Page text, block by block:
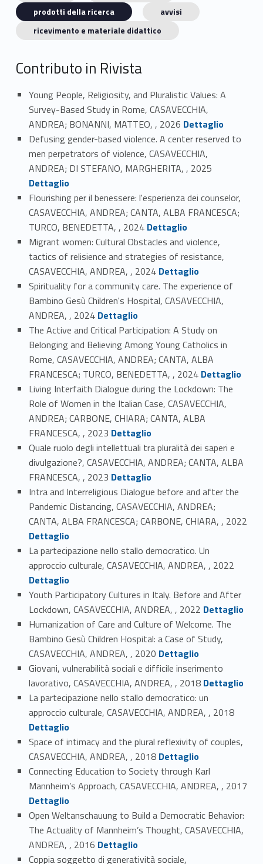
prodotti della ricerca
avvisi
ricevimento e materiale didattico
Contributo in Rivista
Young People, Religiosity, and Pluralistic Values: A
Survey-Based Study in Rome, CASAVECCHIA,
ANDREA; BONANNI, MATTEO, , 2026 Link identifier #identifier_person_93353-1Dettaglio
Defusing gender-based violence. A center reserved to
men perpetrators of violence, CASAVECCHIA,
ANDREA; DI STEFANO, MARGHERITA, , 2025
Dettaglio
Flourishing per il benessere: l'esperienza dei counselor,
CASAVECCHIA, ANDREA; CANTA, ALBA FRANCESCA;
TURCO, BENEDETTA, , 2024 Link identifier #identifier_person_190967-3Dettaglio
Migrant women: Cultural Obstacles and violence,
tactics of relisience and strategies of resistance,
CASAVECCHIA, ANDREA, , 2024 Link identifier #identifier_person_34757-4Dettaglio
Spirituality for a community care. The experience of
Bambino Gesù Children's Hospital, CASAVECCHIA,
ANDREA, , 2024 Link identifier #identifier_person_112806-5Dettaglio
The Active and Critical Participation: A Study on
Belonging and Believing Among Young Catholics in
Rome, CASAVECCHIA, ANDREA; CANTA, ALBA
FRANCESCA; TURCO, BENEDETTA, , 2024 Link identifier #identifier_person_171845-6Dettaglio
Living Interfaith Dialogue during the Lockdown: The
Role of Women in the Italian Case, CASAVECCHIA,
ANDREA; CARBONE, CHIARA; CANTA, ALBA
FRANCESCA, , 2023Link identifier #identifier_person_124531-7Dettaglio
Quale ruolo degli intellettuali tra pluralità dei saperi e
divulgazione?, CASAVECCHIA, ANDREA; CANTA, ALBA
FRANCESCA, , 2023 Link identifier #identifier_person_93841-8Dettaglio
Intra and Interreligious Dialogue before and after the
Pandemic Distancing, CASAVECCHIA, ANDREA;
CANTA, ALBA FRANCESCA; CARBONE, CHIARA, , 2022
Dettaglio
La partecipazione nello stallo democratico. Un
approccio culturale, CASAVECCHIA, ANDREA, , 2022
Dettaglio
Youth Participatory Cultures in Italy. Before and After
Lockdown, CASAVECCHIA, ANDREA, , 2022 Link identifier #identifier_person_172624-11
Dettaglio
Humanization of Care and Culture of Welcome. The
Bambino Gesù Children Hospital: a Case of Study,
CASAVECCHIA, ANDREA, , 2020 Link identifier #identifier_person_6281-12
Dettaglio
Giovani, vulnerabilità sociali e difficile inserimento
lavorativo, CASAVECCHIA, ANDREA, , 2018Link identifier #identifier_person_186016-13Dettaglio
La partecipazione nello stallo democratico: un
approccio culturale, CASAVECCHIA, ANDREA, , 2018Link identifier #identifier_person_150053-14
Dettaglio
Space of intimacy and the plural reflexivity of couples,
CASAVECCHIA, ANDREA, , 2018Link identifier #identifier_person_191542-15Dettaglio
Connecting Education to Society through Karl
Mannheim’s Approach, CASAVECCHIA, ANDREA, , 2017
Dettaglio
Open Weltanschauung to Build a Democratic Behavior:
The Actuality of Mannheim’s Thought, CASAVECCHIA,
ANDREA, , 2016 Link identifier #identifier_person_52067-17
Dettaglio
Coppia soggetto di generatività sociale,